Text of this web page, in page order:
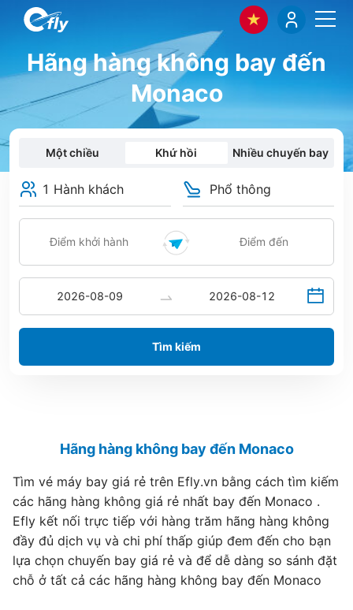
Hãng hàng không bay đến
Monaco
Một chiều Khứ hồi Nhiều chuyến bay
1 Hành khách Phổ thông
Tìm kiếm
Hãng hàng không bay đến Monaco
Tìm vé máy bay giá rẻ trên Efly.vn bằng cách tìm kiếm
các hãng hàng không giá rẻ nhất bay đến Monaco .
Efly kết nối trực tiếp với hàng trăm hãng hàng không
đầy đủ dịch vụ và chi phí thấp giúp đem đến cho bạn
lựa chọn chuyến bay giá rẻ và để dễ dàng so sánh đặt
chỗ ở tất cả các hãng hàng không bay đến Monaco